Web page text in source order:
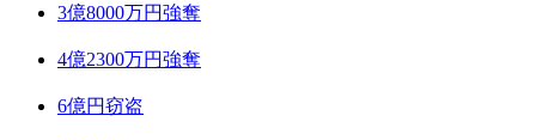
3億8000万円強奪
4億2300万円強奪
6億円窃盗